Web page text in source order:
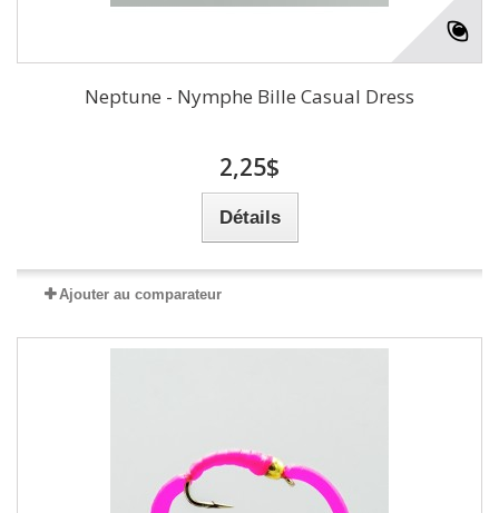
Neptune - Nymphe Bille Casual Dress
2,25$
Détails
Ajouter au comparateur